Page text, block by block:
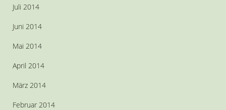
Juli 2014
Juni 2014
Mai 2014
April 2014
März 2014
Februar 2014